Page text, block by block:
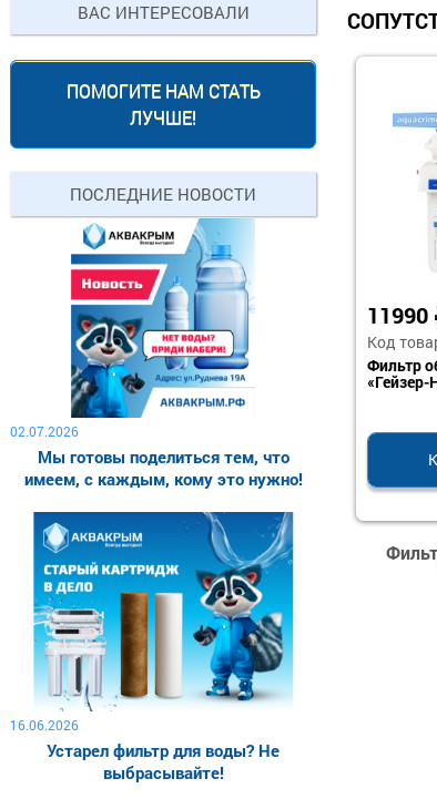
11990
Код
Фильтр
«Гейзер-
ВАС ИНТЕРЕСОВАЛИ
ПОМОГИТЕ НАМ СТАТЬ
ЛУЧШЕ!
ПОСЛЕДНИЕ НОВОСТИ
02.07.2026
Мы готовы поделиться тем, что
имеем, с каждым, кому это нужно!
16.06.2026
Устарел фильтр для воды? Не
выбрасывайте!